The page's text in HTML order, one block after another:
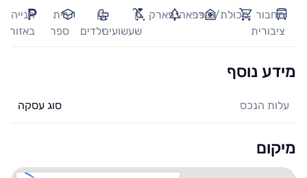
תחבור
ציבורית
מכולת/סופר
מרפאה פארק
גן
שעשועים
גן
ילדים
בית
ספר
חנייה
באזור
מידע נוסף
עלות הנכס סוג עסקה
מיקום